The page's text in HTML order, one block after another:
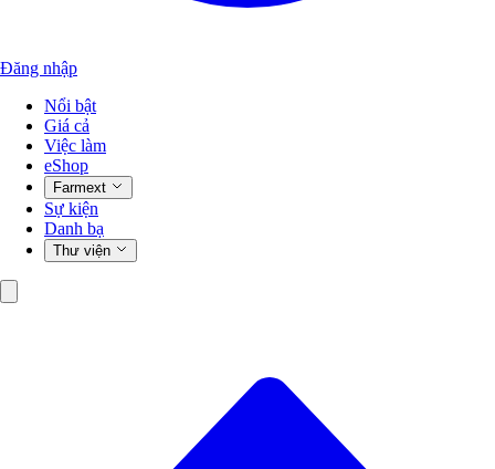
Đăng nhập
Nổi bật
Giá cả
Việc làm
eShop
Farmext
Sự kiện
Danh bạ
Thư viện